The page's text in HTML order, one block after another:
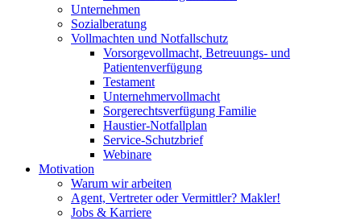
Unternehmen
Sozialberatung
Vollmachten und Notfallschutz
Vorsorgevollmacht, Betreuungs- und
Patientenverfügung
Testament
Unternehmer­vollmacht
Sorgerechtsverfügung Familie
Haustier-Notfallplan
Service-Schutzbrief
Webinare
Motivation
Warum wir arbeiten
Agent, Vertreter oder Vermittler? Makler!
Jobs & Karriere